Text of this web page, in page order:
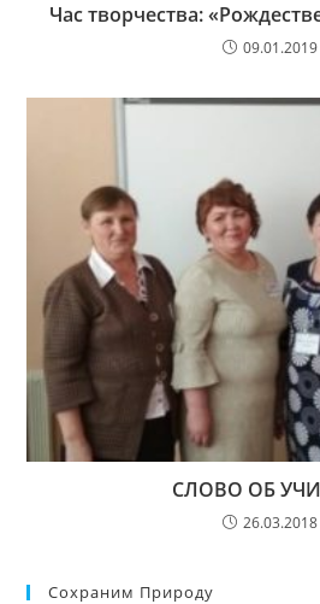
Час творчества:
09.01.2019
СЛОВО ОБ
26.03.2018
Сохраним Природу